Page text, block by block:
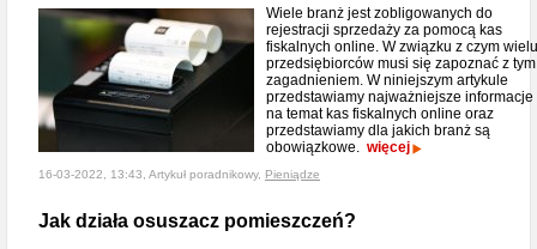
Wiele branż jest zobligowanych do
rejestracji sprzedaży za pomocą kas
fiskalnych online. W związku z czym wielu
przedsiębiorców musi się zapoznać z tym
zagadnieniem. W niniejszym artykule
przedstawiamy najważniejsze informacje
na temat kas fiskalnych online oraz
przedstawiamy dla jakich branż są
obowiązkowe. więcej
16-03-2022, 13:43, Artykuł poradnikowy, Pieniądze
Jak działa osuszacz pomieszczeń?